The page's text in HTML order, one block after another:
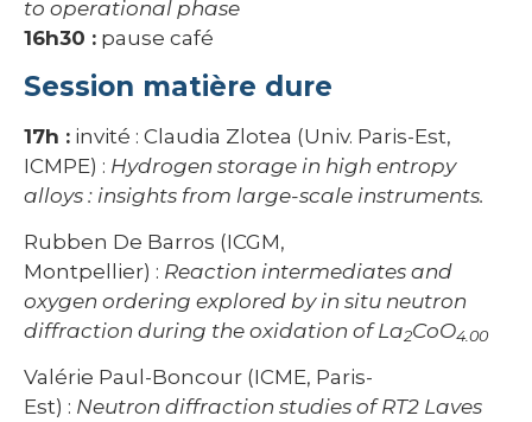
to operational phase
16h30 : pause café
Session matière dure
17h : invité : Claudia Zlotea (Univ. Paris-Est,
ICMPE) : Hydrogen storage in high entropy
alloys : insights from large-scale instruments.
Rubben De Barros (ICGM,
Montpellier) : Reaction intermediates and
oxygen ordering explored by in situ neutron
diffraction during the oxidation of La2CoO4.00
Valérie Paul-Boncour (ICME, Paris-
Est) : Neutron diffraction studies of RT2 Laves